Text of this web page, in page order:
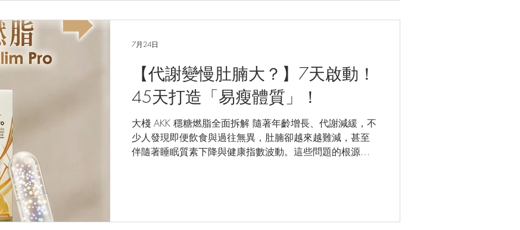
【代謝變慢肚腩大？】7天啟動！
45天打造「易瘦體質」！
大棧 AKK 穩糖燃脂全面拆解 隨著年齡增長、代謝減緩，不
少人發現即便飲食與過往無異，肚腩卻越來越難減，甚至
伴隨著睡眠質素下降與健康指數波動。這些問題的根源，
燃脂？ 大棧 AKK 穩糖燃脂專為渴望改善體態與健康指數的
7月24日